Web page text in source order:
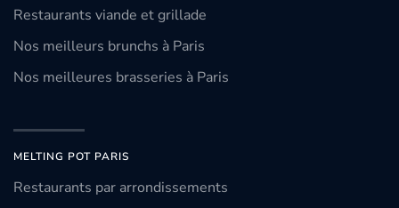
Restaurants viande et grillade
Nos meilleurs brunchs à Paris
Nos meilleures brasseries à Paris
MELTING POT PARIS
Restaurants par arrondissements